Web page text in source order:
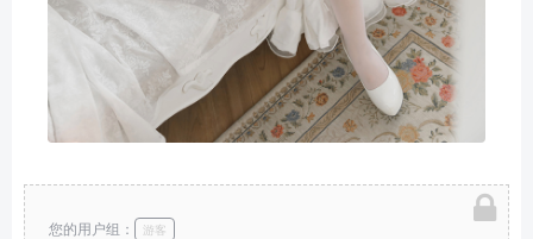
您的用户组： 游客